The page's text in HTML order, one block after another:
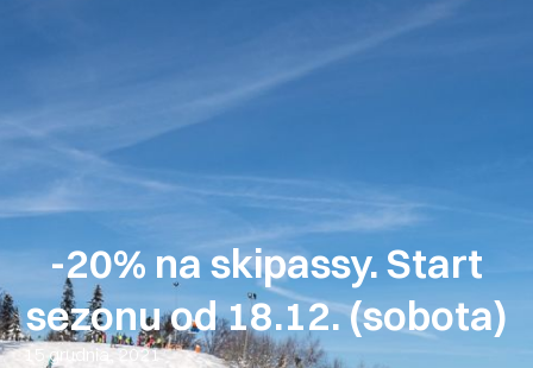
-20% na skipassy. Start
sezonu od 18.12. (sobota)
15 grudnia, 2021